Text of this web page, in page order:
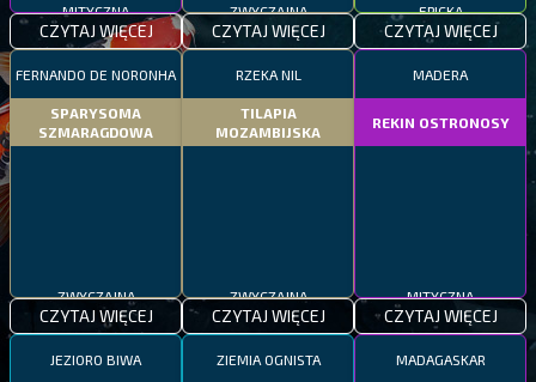
MITYCZNA
CZYTAJ WIĘCEJ
ZWYCZAJNA
CZYTAJ WIĘCEJ
EPICKA
CZYTAJ WIĘCEJ
FERNANDO DE NORONHA
SPARYSOMA
SZMARAGDOWA
ZWYCZAJNA
CZYTAJ WIĘCEJ
RZEKA NIL
TILAPIA
MOZAMBIJSKA
ZWYCZAJNA
CZYTAJ WIĘCEJ
MADERA
REKIN OSTRONOSY
MITYCZNA
CZYTAJ WIĘCEJ
JEZIORO BIWA ZIEMIA OGNISTA MADAGASKAR